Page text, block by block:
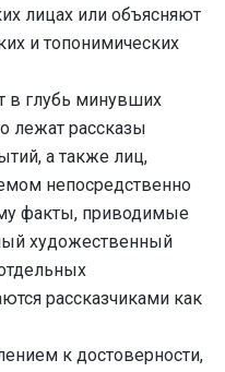
лицах или объясняют
и топонимических
в глубь минувших
лежат рассказы
а также лиц,
непосредственно
факты, приводимые
художественный
рассказчиками как
к достоверности,